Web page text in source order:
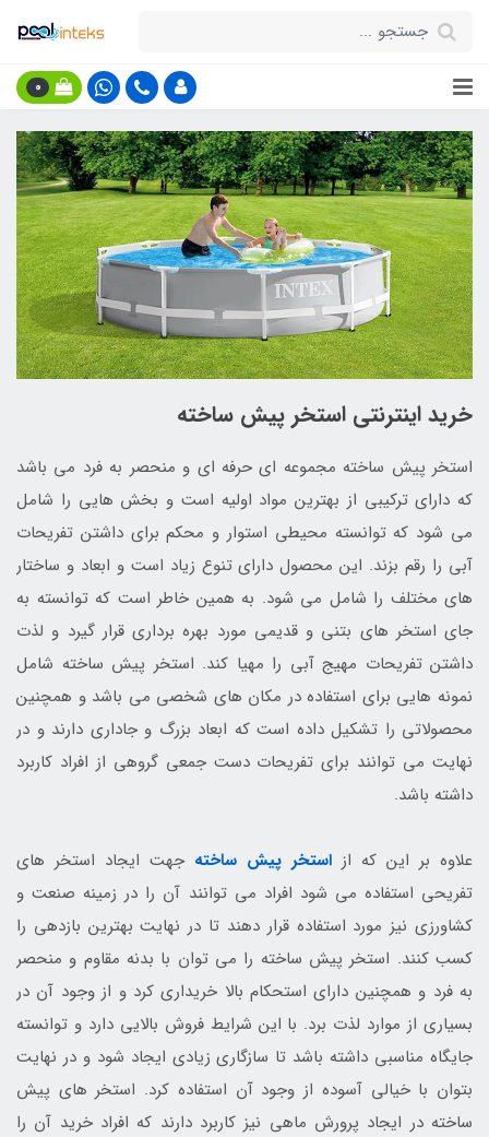
0
خرید اینترنتی استخر پیش ساخته
استخر پیش ساخته مجموعه ای حرفه ای و منحصر به فرد می باشد
که دارای ترکیبی از بهترین مواد اولیه است و بخش هایی را شامل
می شود که توانسته محیطی استوار و محکم برای داشتن تفریحات
آبی را رقم بزند. این محصول دارای تنوع زیاد است و ابعاد و ساختار
های مختلف را شامل می شود. به همین خاطر است که توانسته به
جای استخر های بتنی و قدیمی مورد بهره برداری قرار گیرد و لذت
داشتن تفریحات مهیج آبی را مهیا کند. استخر پیش ساخته شامل
نمونه هایی برای استفاده در مکان های شخصی می باشد و همچنین
محصولاتی را تشکیل داده است که ابعاد بزرگ و جاداری دارند و در
نهایت می توانند برای تفریحات دست جمعی گروهی از افراد کاربرد
داشته باشد.
علاوه بر این که از استخر پیش ساخته جهت ایجاد استخر های
تفریحی استفاده می شود افراد می توانند آن را در زمینه صنعت و
کشاورزی نیز مورد استفاده قرار دهند تا در نهایت بهترین بازدهی را
کسب کنند. استخر پیش ساخته را می توان با بدنه مقاوم و منحصر
به فرد و همچنین دارای استحکام بالا خریداری کرد و از وجود آن در
بسیاری از موارد لذت برد. با این شرایط فروش بالایی دارد و توانسته
جایگاه مناسبی داشته باشد تا سازگاری زیادی ایجاد شود و در نهایت
بتوان با خیالی آسوده از وجود آن استفاده کرد. استخر های پیش
ساخته در ایجاد پرورش ماهی نیز کاربرد دارند که افراد خرید آن را